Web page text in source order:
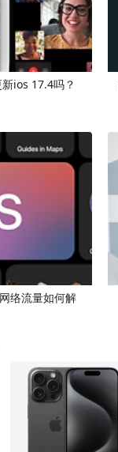
ios 17.4吗？
络流量如何解